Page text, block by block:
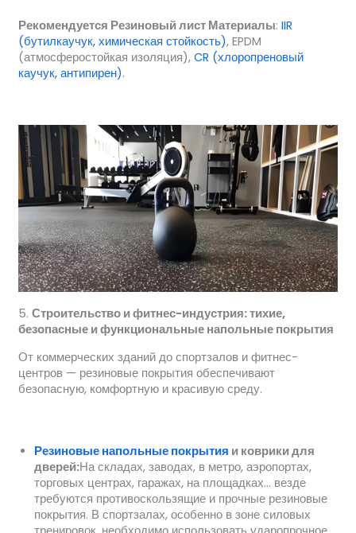
Рекомендуется Резиновый лист Материалы: IIR
(бутилкаучук, химическая стойкость), EPDM
(атмосферостойкая изоляция), CR (хлоропреновый
каучук, антипирен).
5. Строительство и фитнес-индустрия: тихие,
безопасные и функциональные напольные покрытия
От коммерческих зданий до спортзалов и фитнес-
центров — резиновые покрытия обеспечивают
безопасную, комфортную и красивую среду.
Резиновые напольные покрытия и коврики для
дверей:На складах, заводах, в метро, аэропортах,
торговых центрах, гаражах, на площадках… везде
требуются противоскользящие и прочные резиновые
покрытия. В спортзалах, особенно в зоне силовых